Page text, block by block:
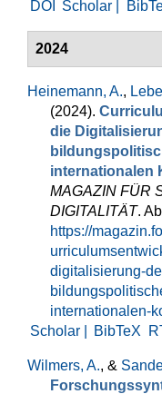
DOI
Scholar |
2024
Heinemann, A.,
(2024).
die
internationalen
MAGAZIN FÜR
DIGITALITÄT.
https://
digitalisierung-
internationalen-
Scholar |
BibTeX
Wilmers, A., &